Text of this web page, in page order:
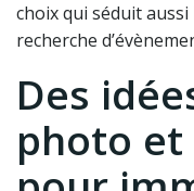
choix qui séduit
recherche
Des
photo et